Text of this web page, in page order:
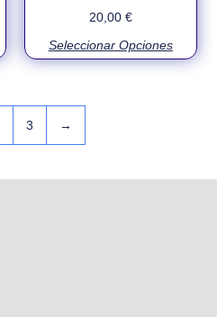
20,00 €
Seleccionar Opciones
3 →